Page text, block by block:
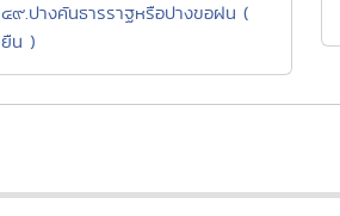
๔๙.ปางคันธารราฐหรือปางขอฝน (
ยืน )